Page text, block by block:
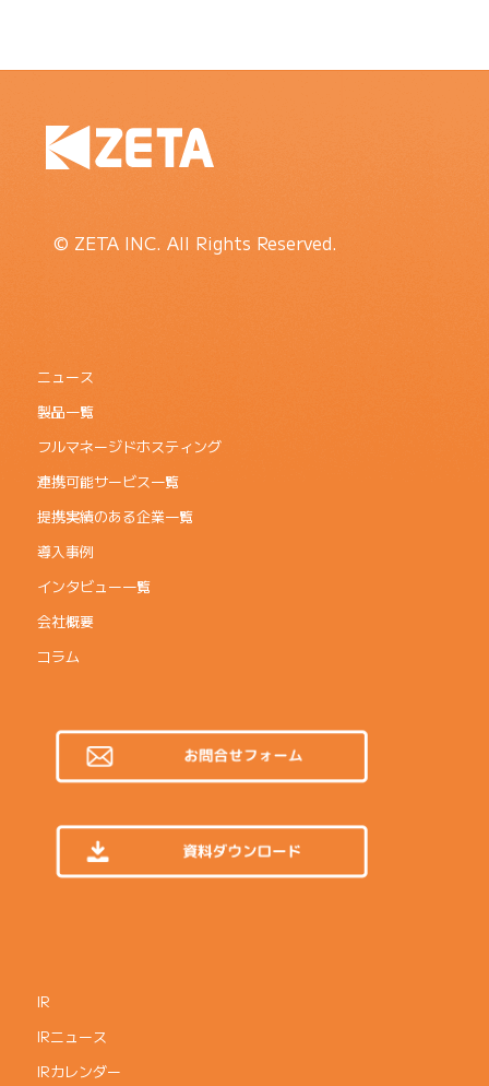
© ZETA INC. All Rights Reserved.
ニュース
製品一覧
フルマネージドホスティング
連携可能サービス一覧
提携実績のある企業一覧
導入事例
インタビュー一覧
会社概要
コラム
IR
IRニュース
IRカレンダー